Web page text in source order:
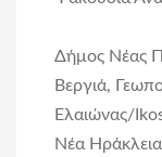
Δήμος Νέας
Βεργιά,
Ελαιώνας/
Νέα